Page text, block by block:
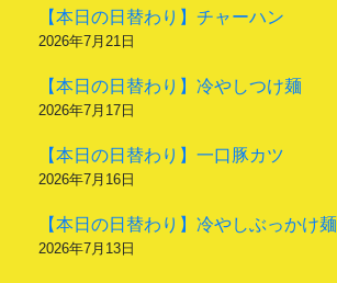
【本日の日替わり】チャーハン
2026年7月21日
【本日の日替わり】冷やしつけ麺
2026年7月17日
【本日の日替わり】一口豚カツ
2026年7月16日
【本日の日替わり】冷やしぶっかけ麺
2026年7月13日